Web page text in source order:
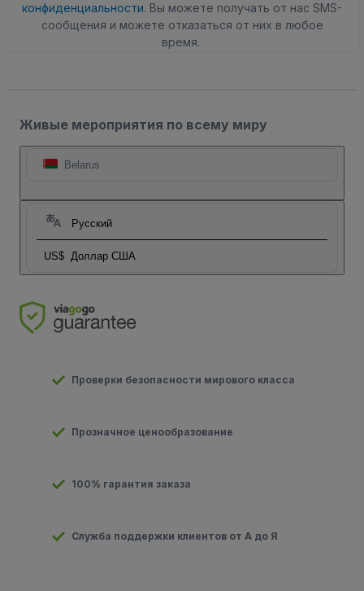
конфиденциальности. Вы можете получать от нас SMS-
сообщения и можете отказаться от них в любое
время.
Живые мероприятия по всему миру
Belarus
Русский
US$ Доллар США
Проверки безопасности мирового класса
Прозначное ценообразование
100% гарантия заказа
Служба поддержки клиентов от А до Я